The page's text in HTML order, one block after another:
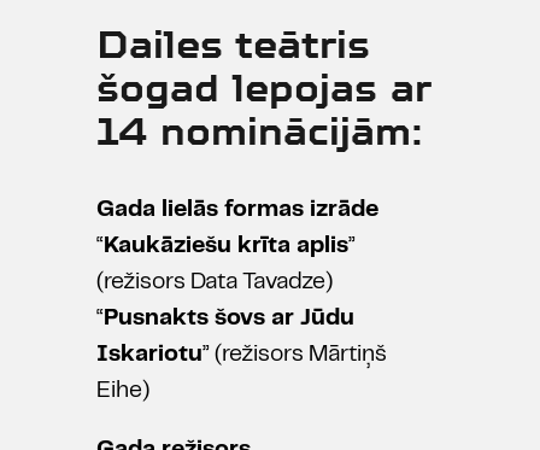
Dailes teātris
šogad lepojas ar
14 nominācijām:
Gada lielās formas izrāde
“ Kaukāziešu krīta aplis”
(režisors Data Tavadze)
“ Pusnakts šovs ar Jūdu
Iskariotu” (režisors Mārtiņš
Eihe)